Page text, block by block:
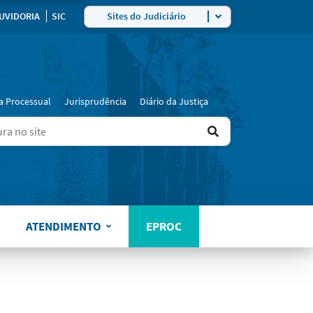
SIC Sites do Judiciário
Processual Jurisprudência Diário da Justiça
Ir
resultado
ATENDIMENTO EPROC